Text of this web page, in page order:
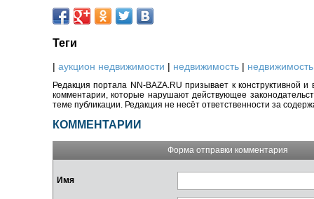
Теги
| аукцион недвижимости | недвижимость |
Редакция портала NN-BAZA.RU призывает к конструктивной
комментарии, которые нарушают действующее
теме публикации. Редакция не несёт ответственности за
КОММЕНТАРИИ
Форма отправки комментария
Имя